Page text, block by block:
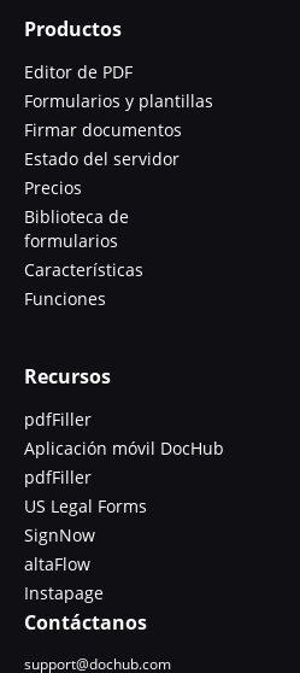
Productos
Editor de PDF
Formularios y plantillas
Firmar documentos
Estado del servidor
Precios
Biblioteca de
formularios
Características
Funciones
Recursos
pdfFiller
Aplicación móvil DocHub
pdfFiller
US Legal Forms
SignNow
altaFlow
Instapage
Contáctanos
support@dochub.com